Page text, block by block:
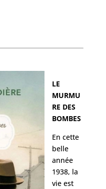
LE
MURMU
RE DES
BOMBES
En cette
belle
année
1938, la
vie est